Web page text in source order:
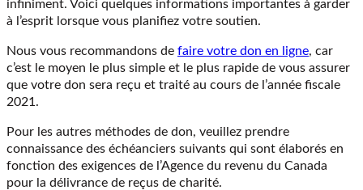
infiniment. Voici quelques informations importantes à garder
à l’esprit lorsque vous planifiez votre soutien.
Nous vous recommandons de faire votre don en ligne, car
c’est le moyen le plus simple et le plus rapide de vous assurer
que votre don sera reçu et traité au cours de l’année fiscale
2021 .
Pour les autres méthodes de don, veuillez prendre
connaissance des échéanciers suivants qui sont élaborés en
fonction des exigences de l’Agence du revenu du Canada
pour la délivrance de reçus de charité.